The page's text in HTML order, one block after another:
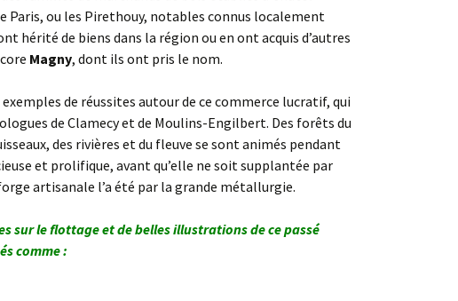
Paris, ou les Pirethouy, notables connus localement
hérité de biens dans la région ou en ont acquis d’autres
Magny, dont ils ont pris le nom.
de réussites autour de ce commerce lucratif, qui
de Clamecy et de Moulins-Engilbert. Des forêts du
des rivières et du fleuve se sont animés pendant
et prolifique, avant qu’elle ne soit supplantée par
artisanale l’a été par la grande métallurgie.
sur le flottage et de belles illustrations de ce passé
comme :